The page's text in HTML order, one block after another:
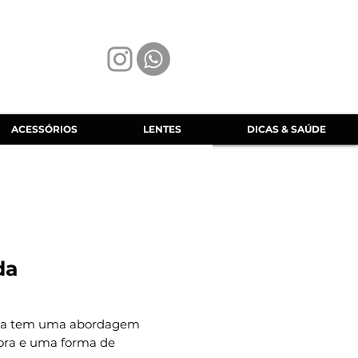
ACESSÓRIOS LENTES DICAS & SAÚDE
tem uma abordagem
e uma forma de